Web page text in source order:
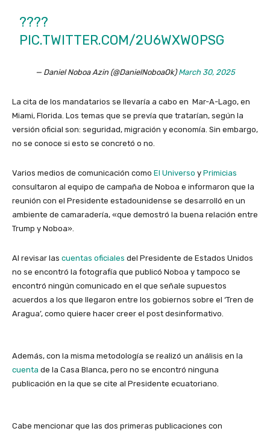
????
PIC.TWITTER.COM/2U6WXW0PSG
— Daniel Noboa Azin (@DanielNoboaOk)March 30, 2025
La cita de los mandatarios se llevaría a cabo en Mar-A-Lago, en
Miami, Florida. Los temas que se prevía que tratarían, según la
versión oficial son: seguridad, migración y economía. Sin embargo,
no se conoce si esto se concretó o no.
Varios medios de comunicación como El Universo y Primicias
consultaron al equipo de campaña de Noboa e informaron que la
reunión con el Presidente estadounidense se desarrolló en un
ambiente de camaradería, «que demostró la buena relación entre
Trump y Noboa».
Al revisar las cuentas oficiales del Presidente de Estados Unidos
no se encontró la fotografía que publicó Noboa y tampoco se
encontró ningún comunicado en el que señale supuestos
acuerdos a los que llegaron entre los gobiernos sobre el ‘Tren de
Aragua’, como quiere hacer creer el post desinformativo.
Además, con la misma metodología se realizó un análisis en la
cuenta de la Casa Blanca, pero no se encontró ninguna
publicación en la que se cite al Presidente ecuatoriano.
Cabe mencionar que las dos primeras publicaciones con